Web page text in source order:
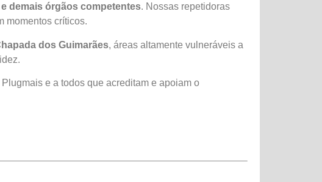
demais órgãos competentes. Nossas repetidoras
momentos críticos.
dos Guimarães, áreas altamente vulneráveis a
e a todos que acreditam e apoiam o